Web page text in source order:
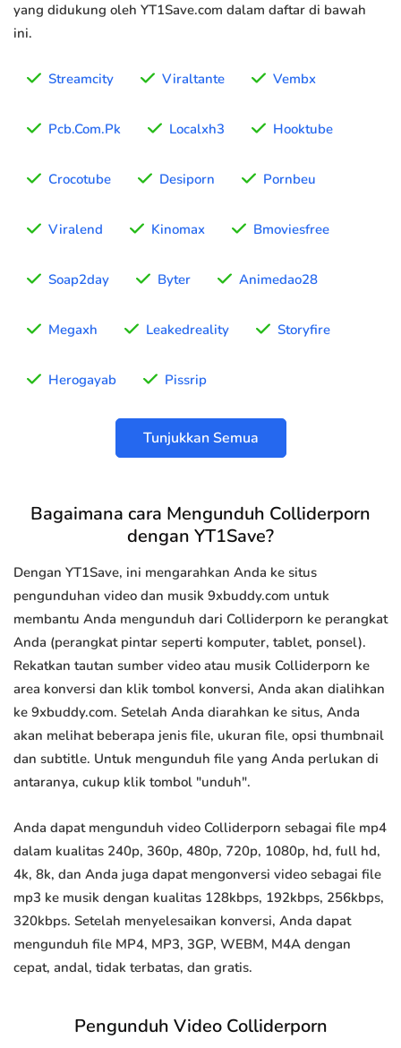
yang didukung oleh YT1Save.com dalam daftar di bawah
ini.
Streamcity Viraltante Vembx
Pcb.Com.Pk Localxh3 Hooktube
Crocotube Desiporn Pornbeu
Viralend Kinomax Bmoviesfree
Soap2day Byter Animedao28
Megaxh Leakedreality Storyfire
Herogayab Pissrip
Tunjukkan Semua
Bagaimana cara Mengunduh Colliderporn
dengan YT1Save?
Dengan YT1Save, ini mengarahkan Anda ke situs
pengunduhan video dan musik 9xbuddy.com untuk
membantu Anda mengunduh dari Colliderporn ke perangkat
Anda (perangkat pintar seperti komputer, tablet, ponsel).
Rekatkan tautan sumber video atau musik Colliderporn ke
area konversi dan klik tombol konversi, Anda akan dialihkan
ke 9xbuddy.com. Setelah Anda diarahkan ke situs, Anda
akan melihat beberapa jenis file, ukuran file, opsi thumbnail
dan subtitle. Untuk mengunduh file yang Anda perlukan di
antaranya, cukup klik tombol "unduh".
Anda dapat mengunduh video Colliderporn sebagai file mp4
dalam kualitas 240p, 360p, 480p, 720p, 1080p, hd, full hd,
4k, 8k, dan Anda juga dapat mengonversi video sebagai file
mp3 ke musik dengan kualitas 128kbps, 192kbps, 256kbps,
320kbps. Setelah menyelesaikan konversi, Anda dapat
mengunduh file MP4, MP3, 3GP, WEBM, M4A dengan
cepat, andal, tidak terbatas, dan gratis.
Pengunduh Video Colliderporn